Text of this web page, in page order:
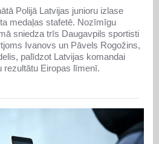
Polijā Latvijas junioru izlase
medaļas stafetē. Nozīmīgu
sniedza trīs Daugavpils sportisti
Ivanovs un Pāvels Rogožins,
palīdzot Latvijas komandai
rezultātu Eiropas līmenī.